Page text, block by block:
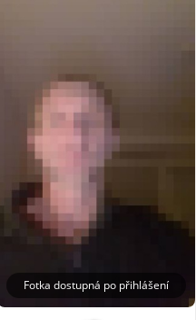
Fotka dostupná po přihlášení